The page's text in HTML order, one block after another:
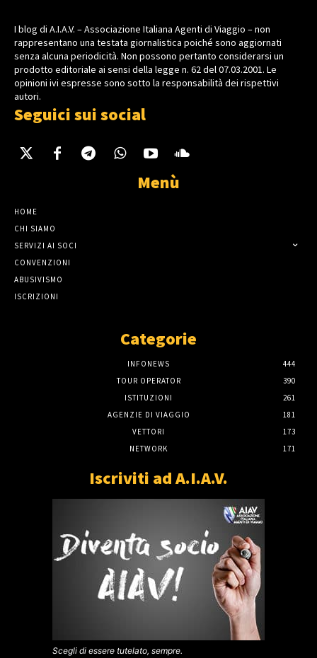
I blog di A.I.A.V. – Associazione Italiana Agenti di Viaggio – non
rappresentano una testata giornalistica poiché sono aggiornati
senza alcuna periodicità. Non possono pertanto considerarsi un
prodotto editoriale ai sensi della legge n. 62 del 07.03.2001. Le
opinioni ivi espresse sono sotto la responsabilità dei rispettivi
autori.
Seguici sui social
Menù
HOME
CHI SIAMO
SERVIZI AI SOCI
CONVENZIONI
ABUSIVISMO
ISCRIZIONI
Categorie
INFONEWS
444
TOUR OPERATOR
390
ISTITUZIONI
261
AGENZIE DI VIAGGIO
181
VETTORI
173
NETWORK
171
Iscriviti ad A.I.A.V.
Scegli di essere tutelato, sempre.